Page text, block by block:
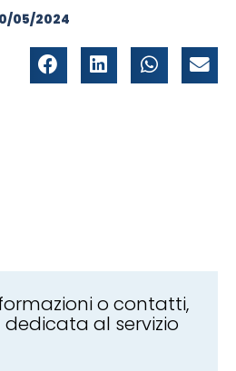
05/2024
o contatti,
al servizio